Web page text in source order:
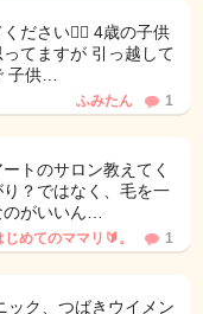
ださい🙇‍♀️ 4歳の子供
てますが 引っ越して
子供…
ふみたん 1
トのサロン教えてく
？ではなく、毛を一
がいいん…
じめてのママリ🔰。 1
ック、つばきウイメン